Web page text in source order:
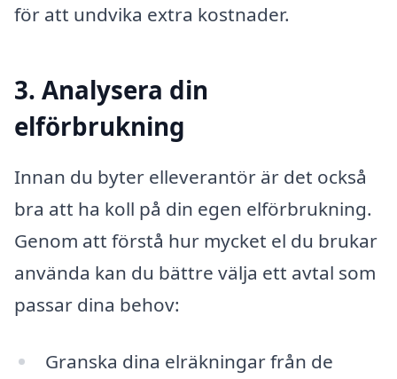
för att undvika extra kostnader.
3. Analysera din
elförbrukning
Innan du byter elleverantör är det också
bra att ha koll på din egen elförbrukning.
Genom att förstå hur mycket el du brukar
använda kan du bättre välja ett avtal som
passar dina behov:
Granska dina elräkningar från de